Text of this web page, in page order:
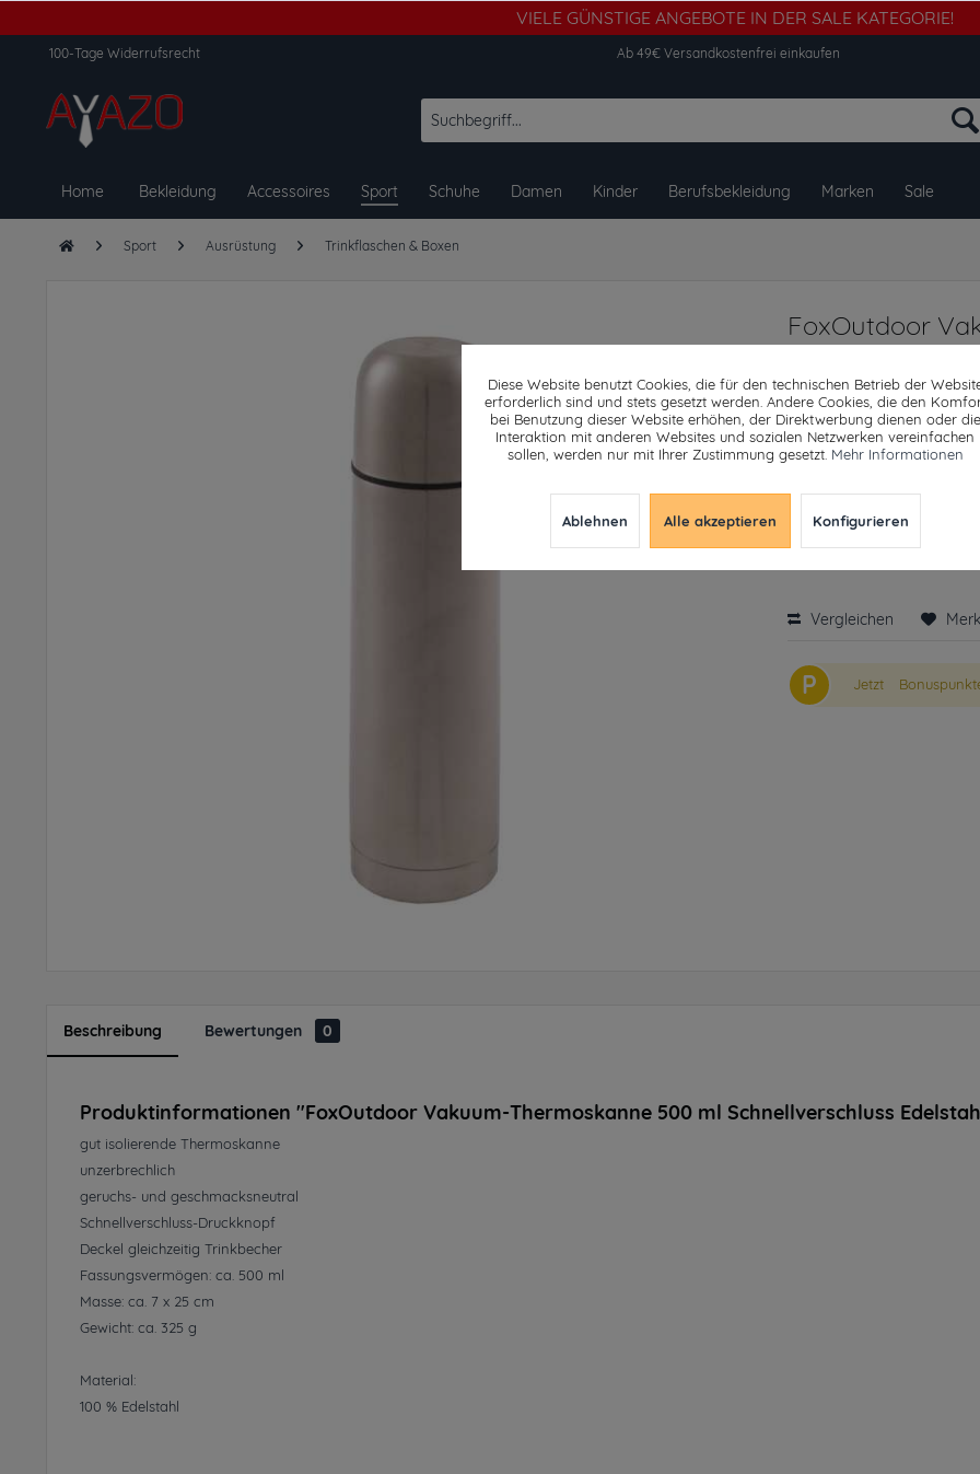
VIELE GÜNSTIGE ANGEBOTE IN DER SALE KATEGORIE!
100-Tage Widerrufsrecht Ab 49€ Versandkostenfrei einkaufen
Home Bekleidung Accessoires Sport Schuhe Damen Kinder Berufsbekleidung Marken Sale
Sport Ausrüstung Trinkflaschen & Boxen
FoxOutdoor
Dieser Artikel
9,99 € *
inkl. MwSt.ab 49€
Derzeit leider nicht
Vergleichen
P Jetzt
Beschreibung Bewertungen 0
Produktinformationen "FoxOutdoor Vakuum-Thermoskanne 500 ml Schnellverschluss
gut isolierende Thermoskanne
unzerbrechlich
geruchs- und geschmacksneutral
Schnellverschluss-Druckknopf
Deckel gleichzeitig Trinkbecher
Fassungsvermögen: ca. 500 ml
Masse: ca. 7 x 25 cm
Gewicht: ca. 325 g
Material:
100 % Edelstahl
Diese Website benutzt Cookies, die für den technischen Betrieb der
erforderlich sind und stets gesetzt werden. Andere Cookies, die den
bei Benutzung dieser Website erhöhen, der Direktwerbung dienen oder die
Interaktion mit anderen Websites und sozialen Netzwerken vereinfachen
sollen, werden nur mit Ihrer Zustimmung gesetzt. Mehr Informationen
Ablehnen Alle akzeptieren Konfigurieren